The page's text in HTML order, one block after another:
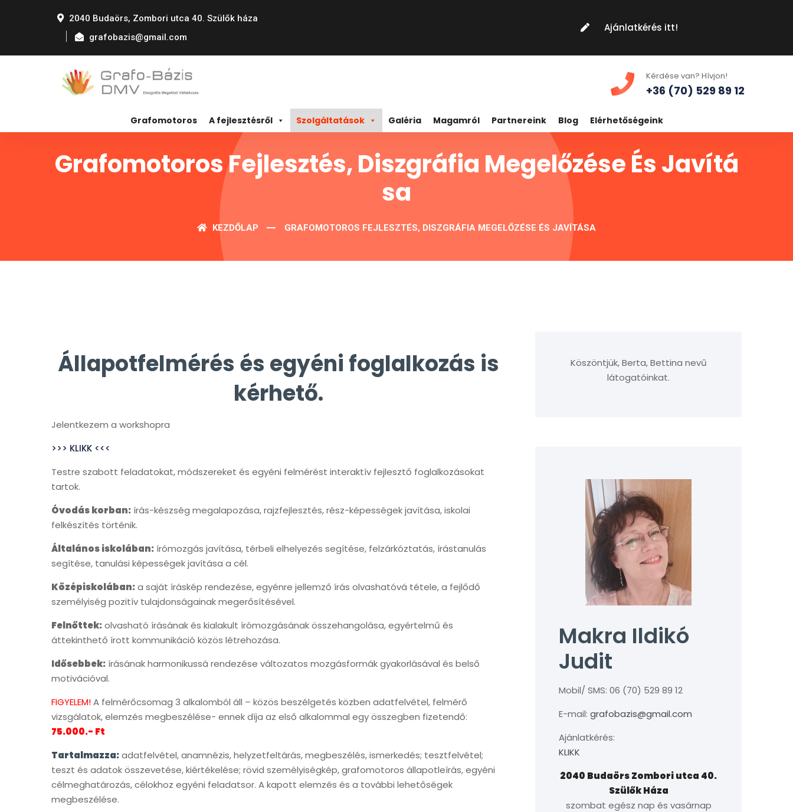
2040 Budaörs, Zombori utca 40. Szülők háza
grafobazis@gmail.com
Ajánlatkérés itt!
Kérdése van? Hívjon!
+36 (70) 529 89 12
Grafomotoros A fejlesztésről Szolgáltatások Galéria Magamról Partnereink Blog Elérhetőségeink
Grafomotoros Fejlesztés, Diszgráfia Megelőzése És Javítá
Sa
KEZDŐLAP GRAFOMOTOROS FEJLESZTÉS, DISZGRÁFIA MEGELŐZÉSE ÉS JAVÍTÁSA
Állapotfelmérés és egyéni foglalkozás is
kérhető.
Jelentkezem a workshopra
>>> KLIKK <<<
Testre szabott feladatokat, módszereket és egyéni felmérést interaktív fejlesztő foglalkozásokat
tartok.
Óvodás korban:írás-készség megalapozása, rajzfejlesztés, rész-képességek javítása, iskolai
felkészítés történik.
Általános iskolában:írómozgás javítása, térbeli elhelyezés segítése, felzárkóztatás, írástanulás
segítése, tanulási képességek javítása a cél.
Középiskolában:a saját íráskép rendezése, egyénre jellemző írás olvashatóvá tétele, a fejlődő
személyiség pozitív tulajdonságainak megerősítésével.
Felnőttek:olvasható írásának és kialakult írómozgásának összehangolása, egyértelmű és
áttekinthető írott kommunikáció közös létrehozása.
Idősebbek:írásának harmonikussá rendezése változatos mozgásformák gyakorlásával és belső
motivációval.
FIGYELEM!A felmérőcsomag 3 alkalomból áll – közös beszélgetés közben adatfelvétel, felmérő
vizsgálatok, elemzés megbeszélése- ennek díja az első alkalommal egy összegben fizetendő:
75.000.- Ft
Tartalmazza:adatfelvétel, anamnézis, helyzetfeltárás, megbeszélés, ismerkedés; tesztfelvétel;
teszt és adatok összevetése, kiértékelése; rövid személyiségkép, grafomotoros állapotleírás, egyéni
célmeghatározás, célokhoz egyéni feladatsor. A kapott elemzés és a további lehetőségek
megbeszélése.
Köszöntjük, Berta, Bettina nevű
látogatóinkat.
Makra Ildikó
Judit
Mobil/ SMS: 06 (70) 529 89 12
E-mail: grafobazis@gmail.com
Ajánlatkérés:
KLIKK
2040 Budaörs Zombori utca 40.
Szülők Háza
szombat egész nap és vasárnap